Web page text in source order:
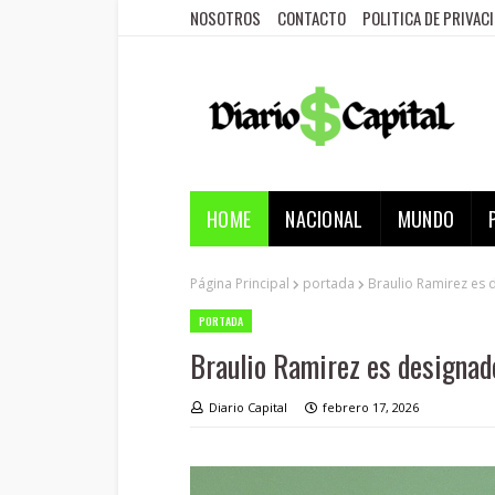
NOSOTROS CONTACTO POLITICA DE
HOME NACIONAL MUNDO
Página Principal portada Braulio Ramirez es
PORTADA
Braulio Ramirez es
Diario Capital febrero 17, 2026